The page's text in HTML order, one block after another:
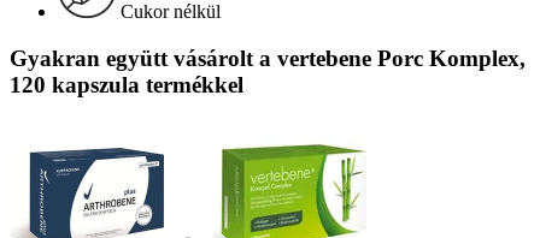
Cukor nélkül
Gyakran együtt vásárolt a vertebene Porc Komplex,
120 kapszula termékkel